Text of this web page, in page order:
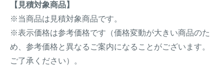
【見積対象商品】
※当商品は見積対象商品です。
※表示価格は参考価格です（価格変動が大きい商品のた
め、参考価格と異なるご案内になることがございます。
ご了承ください）。
アライグマ対策
サル対策 ヌートリア対策